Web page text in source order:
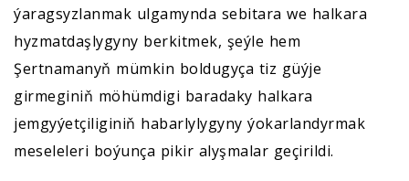
ýaragsyzlanmak ulgamynda sebitara we halkara
hyzmatdaşlygyny berkitmek, şeýle hem
Şertnamanyň mümkin boldugyça tiz güýje
girmeginiň möhümdigi baradaky halkara
jemgyýetçiliginiň habarlylygyny ýokarlandyrmak
meseleleri boýunça pikir alyşmalar geçirildi.